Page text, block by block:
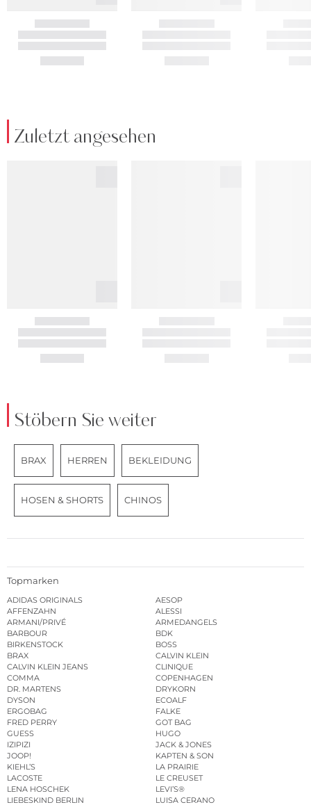
Zuletzt angesehen
Stöbern Sie weiter
BRAX HERREN BEKLEIDUNG
HOSEN & SHORTS CHINOS
Topmarken
ADIDAS ORIGINALS
AESOP
AFFENZAHN
ALESSI
ARMANI/PRIVÉ
ARMEDANGELS
BARBOUR
BDK
BIRKENSTOCK
BOSS
BRAX
CALVIN KLEIN
CALVIN KLEIN JEANS
CLINIQUE
COMMA
COPENHAGEN
DR. MARTENS
DRYKORN
DYSON
ECOALF
ERGOBAG
FALKE
FRED PERRY
GOT BAG
GUESS
HUGO
IZIPIZI
JACK & JONES
JOOP!
KAPTEN & SON
KIEHL’S
LA PRAIRIE
LACOSTE
LE CREUSET
LENA HOSCHEK
LEVI’S®
LIEBESKIND BERLIN
LUISA CERANO